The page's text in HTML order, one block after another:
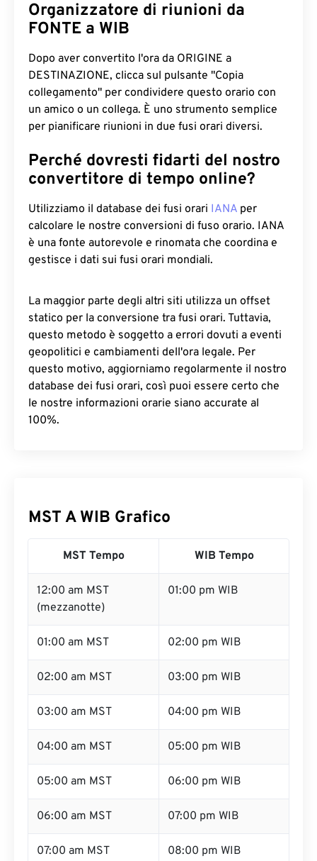
Organizzatore di riunioni da
FONTE a WIB
Dopo aver convertito l'ora da ORIGINE a
DESTINAZIONE, clicca sul pulsante "Copia
collegamento" per condividere questo orario con
un amico o un collega. È uno strumento semplice
per pianificare riunioni in due fusi orari diversi.
Perché dovresti fidarti del nostro
convertitore di tempo online?
Utilizziamo il database dei fusi orari IANA per
calcolare le nostre conversioni di fuso orario. IANA
è una fonte autorevole e rinomata che coordina e
gestisce i dati sui fusi orari mondiali.
La maggior parte degli altri siti utilizza un offset
statico per la conversione tra fusi orari. Tuttavia,
questo metodo è soggetto a errori dovuti a eventi
geopolitici e cambiamenti dell'ora legale. Per
questo motivo, aggiorniamo regolarmente il nostro
database dei fusi orari, così puoi essere certo che
le nostre informazioni orarie siano accurate al
100%.
MST A WIB Grafico
MST Tempo WIB Tempo
12:00 am MST
(mezzanotte)
01:00 pm WIB
01:00 am MST 02:00 pm WIB
02:00 am MST 03:00 pm WIB
03:00 am MST 04:00 pm WIB
04:00 am MST 05:00 pm WIB
05:00 am MST 06:00 pm WIB
06:00 am MST 07:00 pm WIB
07:00 am MST 08:00 pm WIB